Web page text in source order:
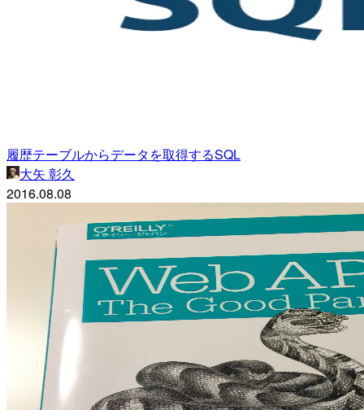
履歴テーブルからデータを取得するSQL
大矢 彰久
2016.08.08